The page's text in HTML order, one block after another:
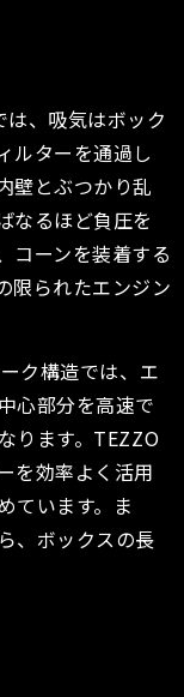
、吸気はボック
ルターを通過し
壁とぶつかり乱
なるほど負圧を
コーンを装着する
限られたエンジン
ク構造では、エ
心部分を高速で
ります。TEZZO
を効率よく活用
ています。ま
、ボックスの長